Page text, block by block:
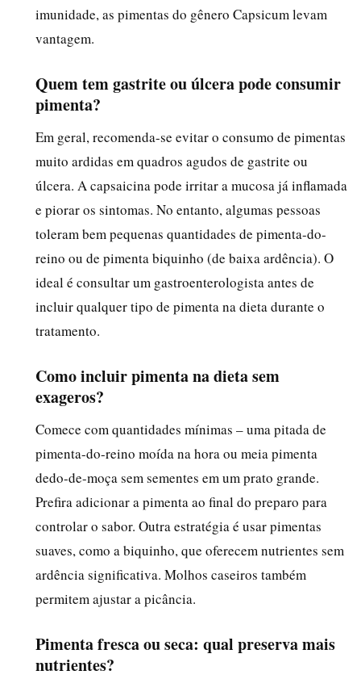
imunidade, as pimentas do gênero Capsicum levam
vantagem.
Quem tem gastrite ou úlcera pode consumir
pimenta?
Em geral, recomenda-se evitar o consumo de pimentas
muito ardidas em quadros agudos de gastrite ou
úlcera. A capsaicina pode irritar a mucosa já inflamada
e piorar os sintomas. No entanto, algumas pessoas
toleram bem pequenas quantidades de pimenta-do-
reino ou de pimenta biquinho (de baixa ardência). O
ideal é consultar um gastroenterologista antes de
incluir qualquer tipo de pimenta na dieta durante o
tratamento.
Como incluir pimenta na dieta sem
exageros?
Comece com quantidades mínimas – uma pitada de
pimenta-do-reino moída na hora ou meia pimenta
dedo-de-moça sem sementes em um prato grande.
Prefira adicionar a pimenta ao final do preparo para
controlar o sabor. Outra estratégia é usar pimentas
suaves, como a biquinho, que oferecem nutrientes sem
ardência significativa. Molhos caseiros também
permitem ajustar a picância.
Pimenta fresca ou seca: qual preserva mais
nutrientes?